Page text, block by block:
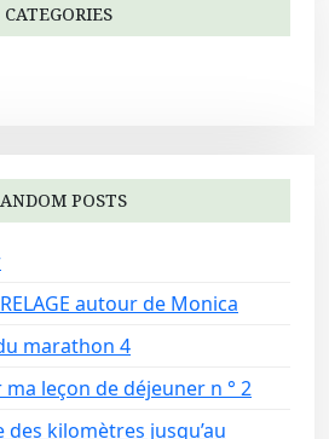
CATEGORIES
POSTS
autour de Monica
marathon 4
leçon de déjeuner n ° 2
des kilomètres jusqu’au